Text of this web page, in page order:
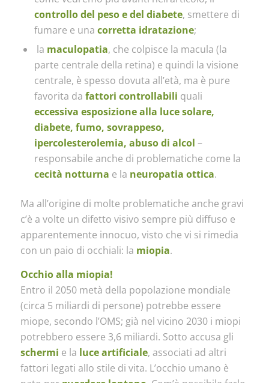
controllo del peso e del diabete, smettere di
fumare e una corretta idratazione;
la maculopatia, che colpisce la macula (la
parte centrale della retina) e quindi la visione
centrale, è spesso dovuta all’età, ma è pure
favorita da fattori controllabili quali
eccessiva esposizione alla luce solare,
diabete, fumo, sovrappeso,
ipercolesterolemia, abuso di alcol –
responsabile anche di problematiche come la
cecità notturna e la neuropatia ottica.
Ma all’origine di molte problematiche anche gravi
c’è a volte un difetto visivo sempre più diffuso e
apparentemente innocuo, visto che vi si rimedia
con un paio di occhiali: la miopia.
Occhio alla miopia!
Entro il 2050 metà della popolazione mondiale
(circa 5 miliardi di persone) potrebbe essere
miope, secondo l’OMS; già nel vicino 2030 i miopi
potrebbero essere 3,6 miliardi. Sotto accusa gli
schermi e la luce artificiale, associati ad altri
fattori legati allo stile di vita. L’occhio umano è